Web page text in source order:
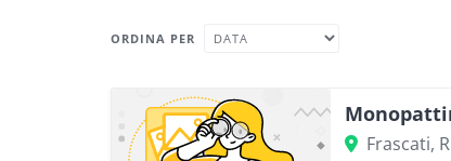
ORDINA PER
Frascati,